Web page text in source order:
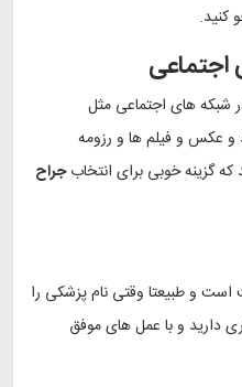
کنید.
شبکه های اجتماعی مثل
و عکس و فیلم ها و رزومه
که گزینه خوبی برای انتخابجراح
و طبیعتا وقتی نام پزشکی را
دارید و با عمل های موفق